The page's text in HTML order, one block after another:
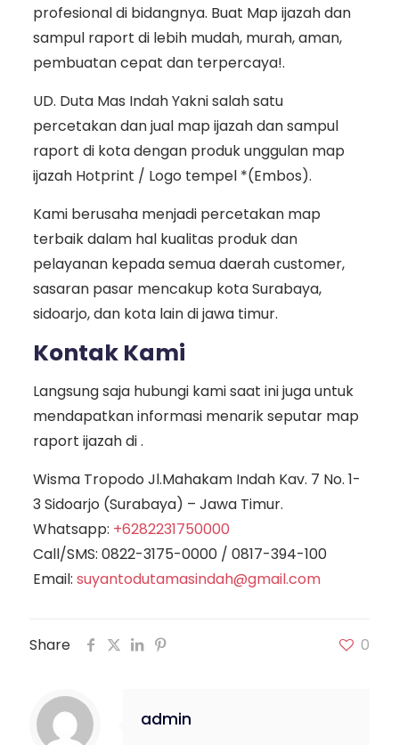
profesional di bidangnya. Buat Map ijazah dan
sampul raport di lebih mudah, murah, aman,
pembuatan cepat dan terpercaya!.
UD. Duta Mas Indah Yakni salah satu
percetakan dan jual map ijazah dan sampul
raport di kota dengan produk unggulan map
ijazah Hotprint / Logo tempel *(Embos).
Kami berusaha menjadi percetakan map
terbaik dalam hal kualitas produk dan
pelayanan kepada semua daerah customer,
sasaran pasar mencakup kota Surabaya,
sidoarjo, dan kota lain di jawa timur.
Kontak Kami
Langsung saja hubungi kami saat ini juga untuk
mendapatkan informasi menarik seputar map
raport ijazah di .
Wisma Tropodo Jl.Mahakam Indah Kav. 7 No. 1-
3 Sidoarjo (Surabaya) – Jawa Timur.
Whatsapp: +6282231750000
Call/SMS: 0822-3175-0000/ 0817-394-100
Email: suyantodutamasindah@gmail.com
Share 0
admin